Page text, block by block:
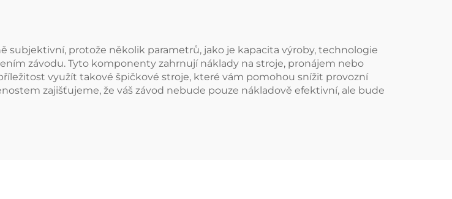
subjektivní, protože několik parametrů, jako je kapacita výroby, technologie
závodu. Tyto komponenty zahrnují náklady na stroje, pronájem nebo
využít takové špičkové stroje, které vám pomohou snížit provozní
zajišťujeme, že váš závod nebude pouze nákladově efektivní, ale bude